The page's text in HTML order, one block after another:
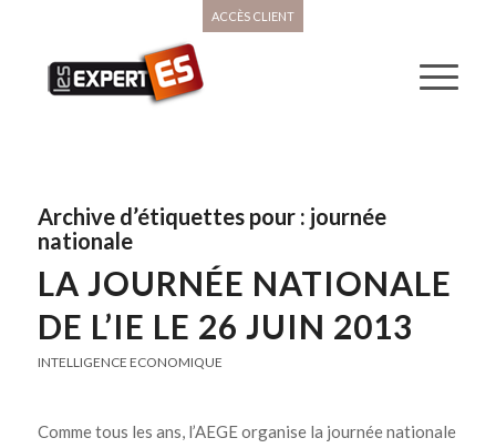
ACCÈS CLIENT
Archive d’étiquettes pour : journée
nationale
LA JOURNÉE NATIONALE
DE L’IE LE 26 JUIN 2013
INTELLIGENCE ECONOMIQUE
Comme tous les ans, l’AEGE organise la journée nationale